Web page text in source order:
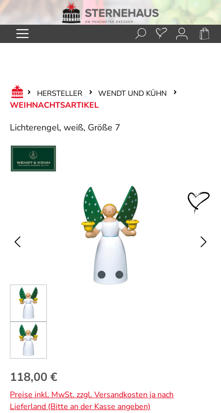
Zum Hauptinhalt springen
HERSTELLER WENDT UND KÜHN
WEIHNACHTSARTIKEL
Lichterengel, weiß, Größe 7
Bildergalerie überspringen
Regulärer Preis:
118,00 €
Preise inkl. MwSt. zzgl. Versandkosten ja nach
Lieferland (Bitte an der Kasse angeben)